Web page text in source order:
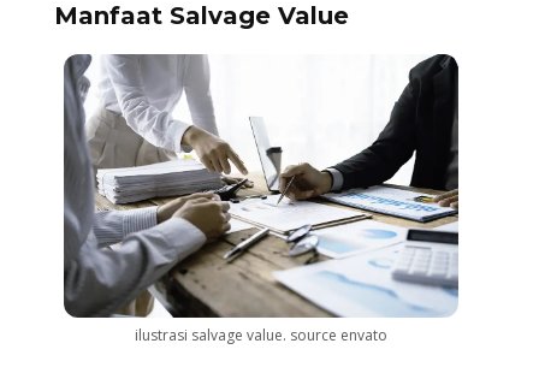
Manfaat Salvage Value
ilustrasi salvage value. source envato